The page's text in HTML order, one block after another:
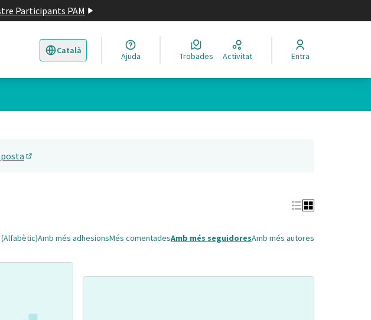
Participants PAM
Català
Triar la llengua Elegir el idioma
Ajuda Trobades Activitat Entra
(Alfabètic)Amb més adhesionsMés comentadesAmb més seguidoresAmb més autores